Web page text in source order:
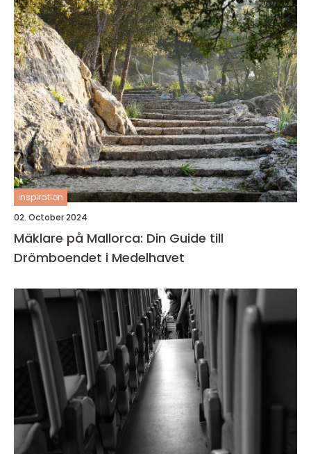
inspiration
02. October 2024
Mäklare på Mallorca: Din Guide till
Drömboendet i Medelhavet